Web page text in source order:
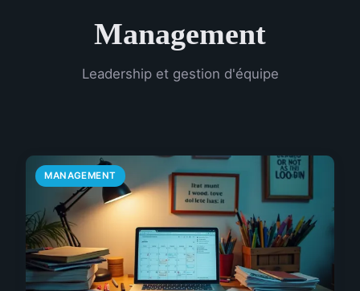
Management
Leadership et gestion d'équipe
MANAGEMENT